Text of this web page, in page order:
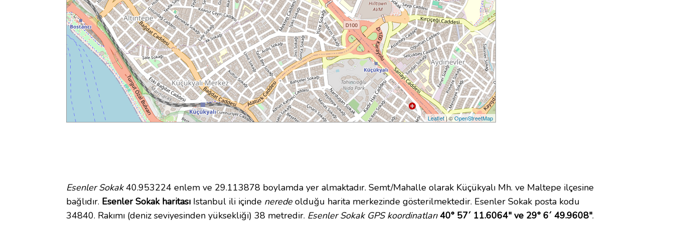
Leaflet| ©OpenStreetMap
Esenler Sokak40.953224 enlem ve 29.113878 boylamda yer almaktadır. Semt/Mahalle olarak Küçükyalı Mh. ve Maltepe ilçesine
bağlıdır. Esenler Sokak haritası Istanbul ili içinde neredeolduğu harita merkezinde gösterilmektedir. Esenler Sokak posta kodu
34840. Rakımı (deniz seviyesinden yüksekliği) 38 metredir. Esenler Sokak GPS koordinatları 40° 57´ 11.6064" ve 29° 6´ 49.9608".